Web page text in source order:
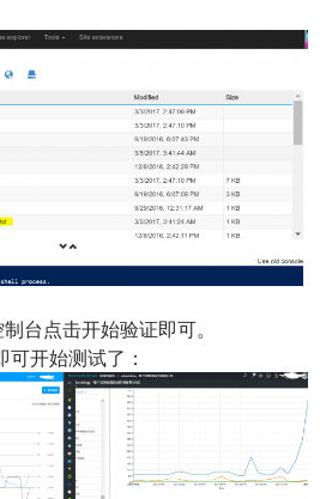
台点击开始验证即可。
开始测试了：